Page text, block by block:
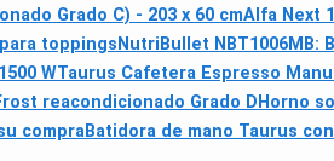
Grado C) - 203 x 60 cmAlfa Next
toppings NutriBullet NBT1006MB:
WTaurus Cafetera Espresso
reacondicionado Grado D Horno
compraBatidora de mano Taurus